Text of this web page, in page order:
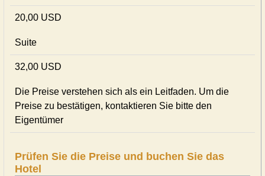
20,00 USD
Suite
32,00 USD
Die Preise verstehen sich als ein Leitfaden. Um die
Preise zu bestätigen, kontaktieren Sie bitte den
Eigentümer
Prüfen Sie die Preise und buchen Sie das
Hotel